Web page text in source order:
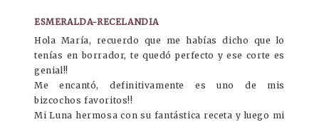
ESMERALDA-RECELANDIA
Hola María, recuerdo que me habías dicho que lo
tenías en borrador, te quedó perfecto y ese corte es
genial!!
Me encantó, definitivamente es uno de mis
bizcochos favoritos!!
Mi Luna hermosa con su fantástica receta y luego mi